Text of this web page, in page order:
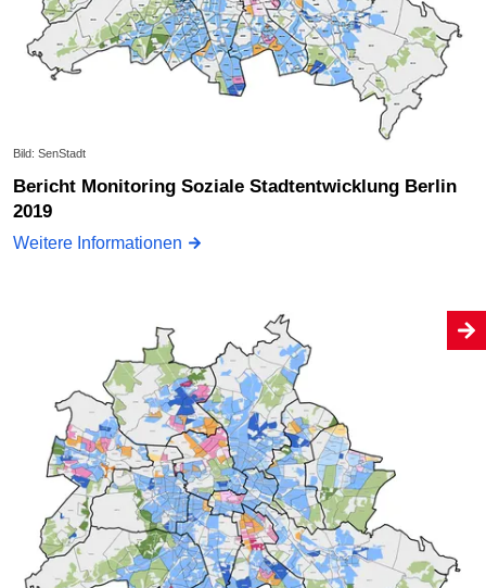
Bild: SenStadt
Bericht Monitoring Soziale Stadtentwicklung Berlin
2019
Weitere Informationen